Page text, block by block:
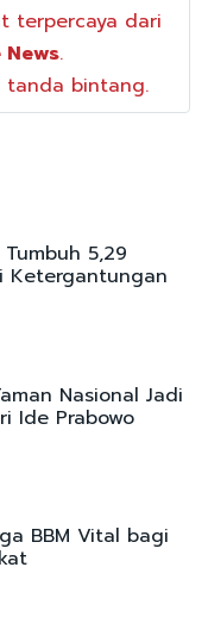
terpercaya dari
.
tanda bintang.
5,29
Ketergantungan
Nasional Jadi
Ide Prabowo
BBM Vital bagi